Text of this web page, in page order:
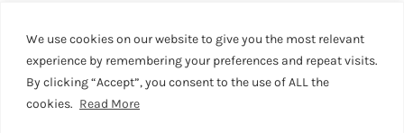
We use cookies on our website to give you the most relevant
experience by remembering your preferences and repeat visits.
By clicking “Accept”, you consent to the use of ALL the
cookies. Read More
DA GUARDARE
Canale YouTube
CONTATTI
Contatti